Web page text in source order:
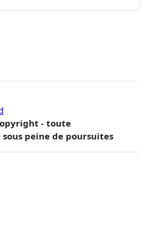
- toute
peine de poursuites